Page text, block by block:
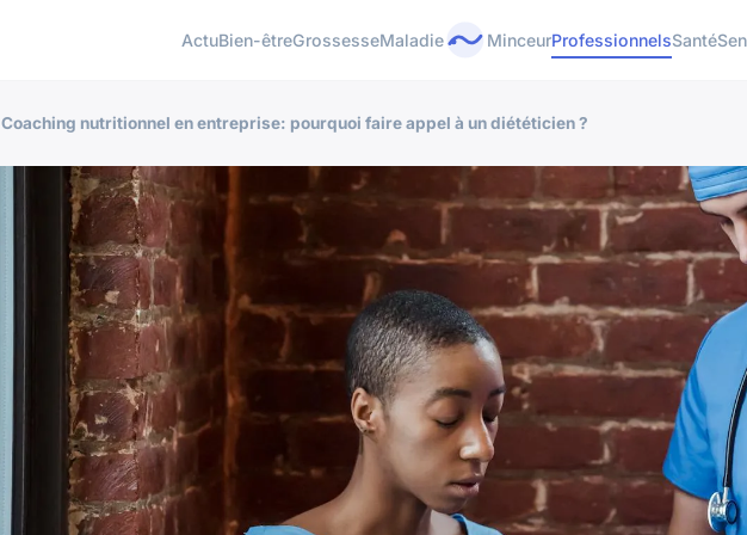
ActuBien-êtreGrossesseMaladie MinceurProfessionnelsSanté
Coaching nutritionnel en entreprise: pourquoi faire appel à un diététicien ?